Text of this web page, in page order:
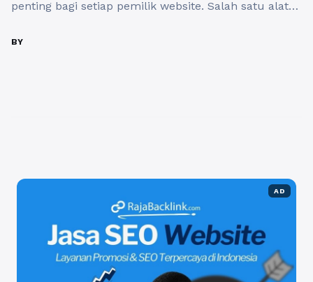
penting bagi setiap pemilik website. Salah satu alat
ini adalah Google Analytics. Dengan memahami cara
BY
AD